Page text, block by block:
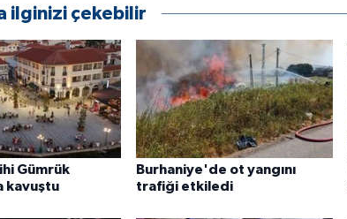
ilginizi çekebilir
Gümrük
kavuştu
Burhaniye'de ot yangını
trafiği etkiledi